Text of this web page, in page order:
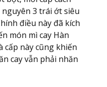
3 trái ớt siêu
điều này đã kích
món mì cay Hàn
cấp này cũng khiến
cay vẫn phải nhăn